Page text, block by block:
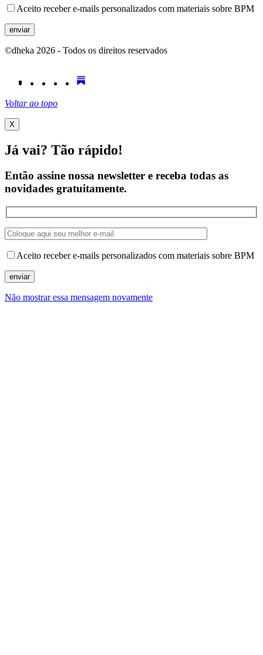
Aceito receber e-mails personalizados com materiais sobre BPM
©dheka 2026 - Todos os direitos reservados
Voltar ao topo
X
Já vai? Tão rápido!
Então assine nossa newsletter e receba todas as
novidades gratuitamente.
Aceito receber e-mails personalizados com materiais sobre BPM
Não mostrar essa mensagem novamente